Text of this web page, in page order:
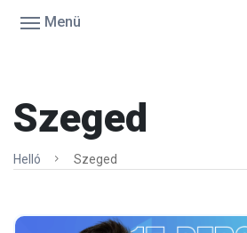
Menü
Szeged
Helló Szeged